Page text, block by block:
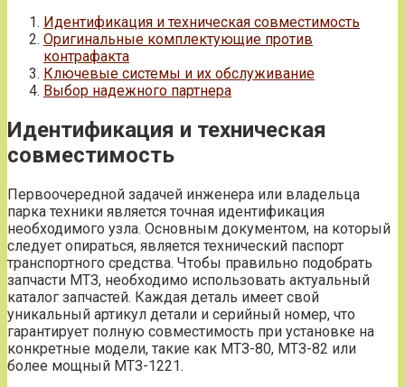
Идентификация и техническая совместимость
Оригинальные комплектующие против
контрафакта
Ключевые системы и их обслуживание
Выбор надежного партнера
Идентификация и техническая
совместимость
Первоочередной задачей инженера или владельца
парка техники является точная идентификация
необходимого узла. Основным документом, на который
следует опираться, является технический паспорт
транспортного средства. Чтобы правильно подобрать
запчасти МТЗ, необходимо использовать актуальный
каталог запчастей. Каждая деталь имеет свой
уникальный артикул детали и серийный номер, что
гарантирует полную совместимость при установке на
конкретные модели, такие как МТЗ-80, МТЗ-82 или
более мощный МТЗ-1221.